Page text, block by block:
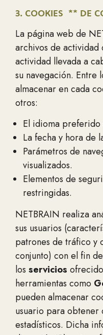
3. COOKIES ** DE
La página web de
archivos de
actividad llevada a
su navegación. Entre
almacenar en cada
otros:
El idioma preferido
La fecha y hora de
Parámetros de
visualizados.
Elementos de
restringidas.
NETBRAIN realiza
sus usuarios
patrones de tráfico y
conjunto) con el fin de
los servicios
herramientas como
pueden almacenar
usuario para obtener
estadísticos. Dicha